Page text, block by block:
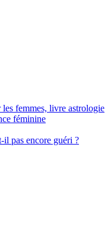
femmes, livre astrologie
féminine
il pas encore guéri ?